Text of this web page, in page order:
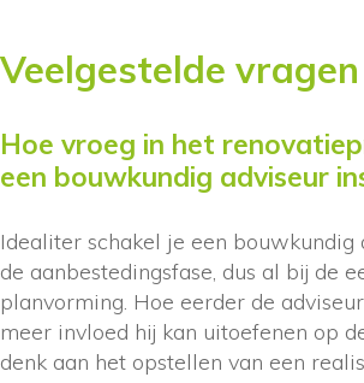
Veelgestelde vragen
Hoe vroeg in het
een bouwkundig adviseur
Idealiter schakel je een bouwkundig
de aanbestedingsfase, dus al bij de
planvorming. Hoe eerder de
meer invloed hij kan uitoefenen op
denk aan het opstellen van een